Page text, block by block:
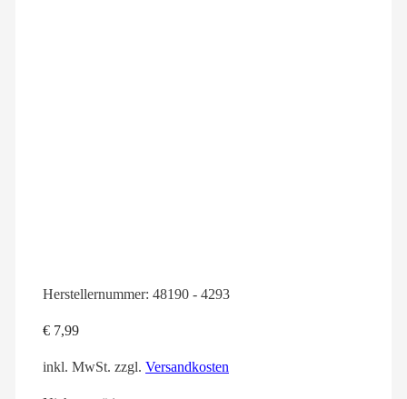
Herstellernummer: 48190 - 4293
€ 7,99
inkl. MwSt. zzgl. Versandkosten